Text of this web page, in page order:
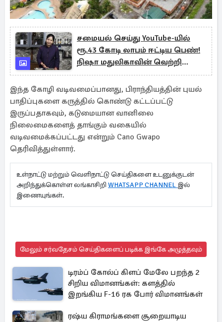
சமையல் செய்து YouTube-யில்
ரூ.43 கோடி லாபம் ஈட்டிய பெண்!
நிஷா மதுலிகாவின் வெற்றி
ரகசியம்
இந்த கோழி வடிவமைப்பானது, பிராந்தியத்தின் புயல்
பாதிப்புகளை கருத்தில் கொண்டு கட்டப்பட்டு
இருப்பதாகவும், கடுமையான வானிலை
நிலைமைகளைத் தாங்கும் வகையில்
வடிவமைக்கப்பட்டது என்றும் Cano Gwapo
தெரிவித்துள்ளார்.
உள்நாட்டு மற்றும் வெளிநாட்டு செய்திகளை உடனுக்குடன்
அறிந்துக்கொள்ள லங்காசிறி WHATSAPP CHANNEL இல்
இணையுங்கள்.
மேலும் சர்வதேசம் செய்திகளைப் படிக்க இங்கே அழுத்தவும்
டிரம்ப் கோல்ப் கிளப் மேலே பறந்த 2
சிறிய விமானங்கள்: களத்தில்
இறங்கிய F-16 ரக போர் விமானங்கள்
ரஷ்ய கிராமங்களை சூறையாடிய